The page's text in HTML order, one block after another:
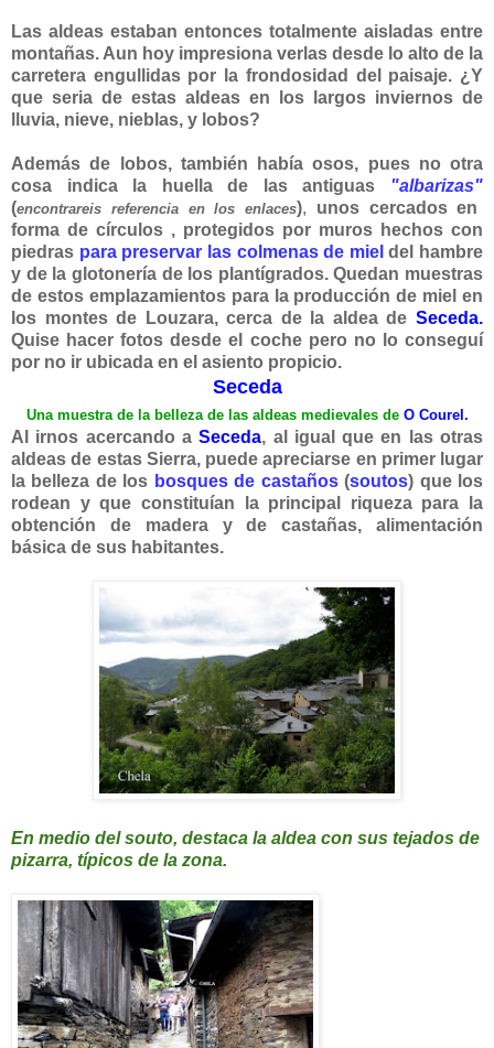
Las aldeas estaban entonces totalmente aisladas entre
montañas. Aun hoy impresiona verlas desde lo alto de la
carretera engullidas por la frondosidad del paisaje. ¿Y
que seria de estas aldeas en los largos inviernos de
lluvia, nieve, nieblas, y lobos?
Además de lobos, también había osos, pues no otra
cosa indica la huella de las antiguas "albarizas"
(encontrareis referencia en los enlaces), unos cercados en
forma de círculos , protegidos por muros hechos con
piedras para preservar las colmenas de mieldel hambre
y de la glotonería de los plantígrados. Quedan muestras
de estos emplazamientos para la producción de miel en
los montes de Louzara, cerca de la aldea de Seceda.
Quise hacer fotos desde el coche pero no lo conseguí
por no ir ubicada en el asiento propicio.
Seceda
Una muestra de la belleza de las aldeas medievales de O Courel.
Al irnos acercando aSeceda, al igual que en las otras
aldeas de estas Sierra, puede apreciarse en primer lugar
la belleza de los bosques de castaños(soutos) que los
rodean y que constituían la principal riqueza para la
obtención de madera y de castañas, alimentación
básica de sus habitantes.
En medio del souto, destaca la aldea con sus tejados de
pizarra, típicos de la zona.